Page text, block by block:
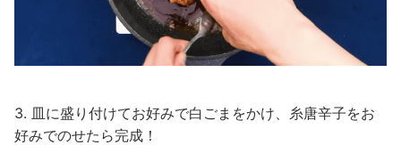
3. 皿に盛り付けてお好みで白ごまをかけ、糸唐辛子をお
好みでのせたら完成！